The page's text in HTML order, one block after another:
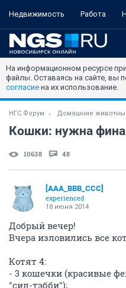
Недвижимость Работа
На информационном ресурсе
файлы. Оставаясь на сайте, вы
согласие на их использование.
НГС.Форум Домашние
Кошки: нужна
10638 48
[AAA_BBB_CCC]
experienced
18 июня 2014
Добрый вечер!
Вчера изловились все
Котят 4:
- 3 кошечки (красивые
"сил-тэбби");